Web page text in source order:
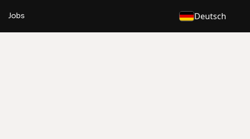
Jobs Deutsch